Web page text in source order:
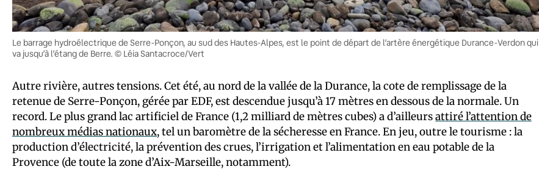
Le barrage hydroélectrique de Serre-Ponçon, au sud des Hautes-Alpes, est le point de départ de l’artère énergétique Durance-Verdon qui
va jusqu’à l’étang de Berre. © Léia Santacroce/Vert
Autre rivière, autres tensions. Cet été, au nord de la vallée de la Durance, la cote de remplissage de la
retenue de Serre-Ponçon, gérée par EDF, est descendue jusqu’à 17 mètres en dessous de la normale. Un
record. Le plus grand lac artificiel de France (1,2 milliard de mètres cubes) a d’ailleursattiré l’attention de
nombreux médias nationaux, tel un baromètre de la sécheresse en France. En jeu, outre le tourisme : la
production d’électricité, la prévention des crues, l’irrigation et l’alimentation en eau potable de la
Provence (de toute la zone d’Aix-Marseille, notamment).